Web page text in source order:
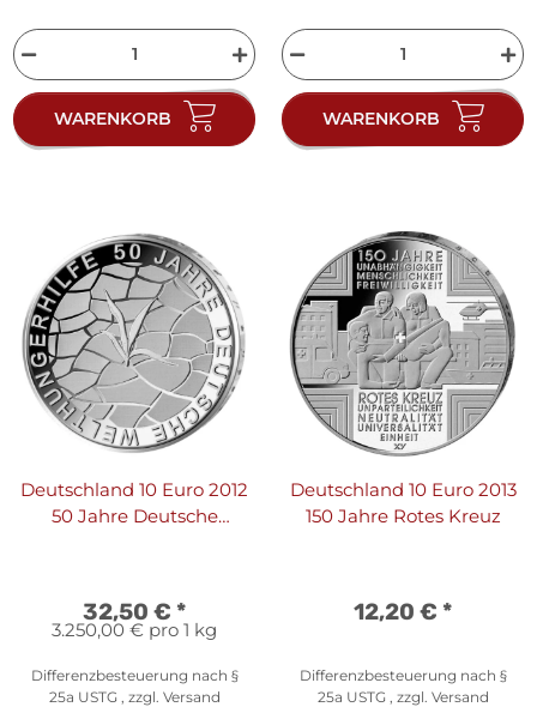
WARENKORB WARENKORB
Deutschland 10 Euro 2012
50 Jahre Deutsche
32,50 € *
3.250,00 € pro 1 kg
Differenzbesteuerung nach §
25a USTG , zzgl. Versand
Deutschland 10 Euro 2013
150 Jahre Rotes Kreuz
12,20 € *
Differenzbesteuerung nach §
25a USTG , zzgl. Versand